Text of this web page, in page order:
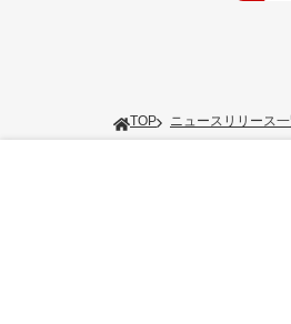
TOP ニュースリリース